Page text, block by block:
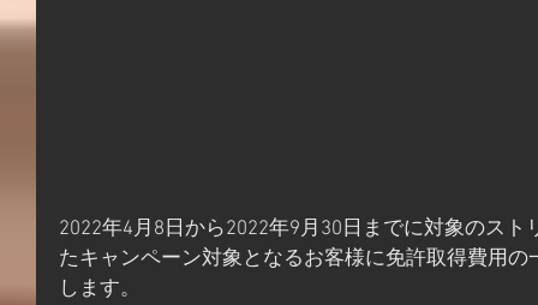
2022年4月8日から2022年9月30日までに対象のス
たキャンペーン対象となるお客様に免許取得費用
します。